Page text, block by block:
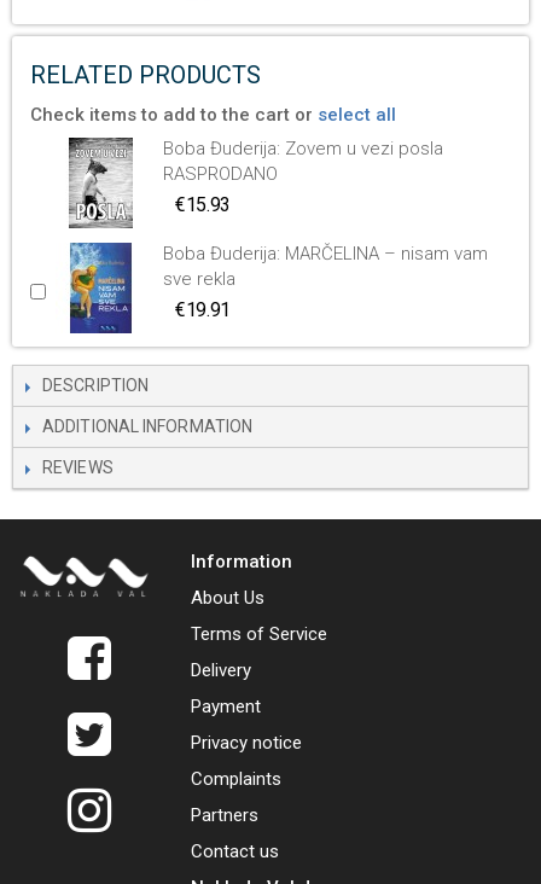
RELATED PRODUCTS
Check items to add to the cart or select all
Boba Đuderija: Zovem u vezi posla
RASPRODANO
€15.93
Boba Đuderija: MARČELINA – nisam vam
sve rekla
€19.91
DESCRIPTION
ADDITIONAL INFORMATION
REVIEWS
Information
About Us
Terms of Service
Delivery
Payment
Privacy notice
Complaints
Partners
Contact us